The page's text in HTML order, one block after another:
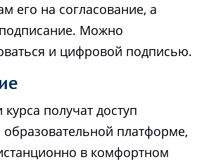
его на согласование, а
Можно
и цифровой подписью.
курса получат доступ
образовательной платформе,
в комфортном